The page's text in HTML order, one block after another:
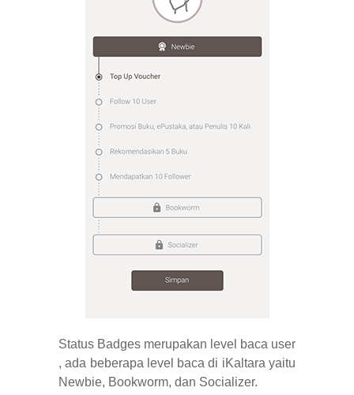
Status Badges merupakan level baca user
, ada beberapa level baca di iKaltara yaitu
Newbie, Bookworm, dan Socializer.